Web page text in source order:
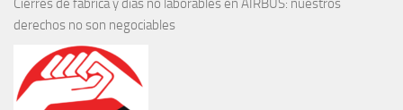
Cierres de fábrica y días no laborables en AIRBUS: nuestros
derechos no son negociables